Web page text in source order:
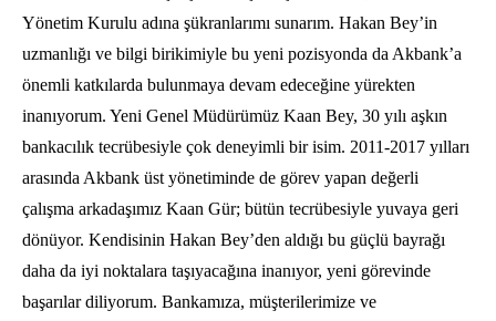
Yönetim Kurulu adına şükranlarımı sunarım. Hakan Bey’in
uzmanlığı ve bilgi birikimiyle bu yeni pozisyonda da Akbank’a
önemli katkılarda bulunmaya devam edeceğine yürekten
inanıyorum. Yeni Genel Müdürümüz Kaan Bey, 30 yılı aşkın
bankacılık tecrübesiyle çok deneyimli bir isim. 2011-2017 yılları
arasında Akbank üst yönetiminde de görev yapan değerli
çalışma arkadaşımız Kaan Gür; bütün tecrübesiyle yuvaya geri
dönüyor. Kendisinin Hakan Bey’den aldığı bu güçlü bayrağı
daha da iyi noktalara taşıyacağına inanıyor, yeni görevinde
başarılar diliyorum. Bankamıza, müşterilerimize ve